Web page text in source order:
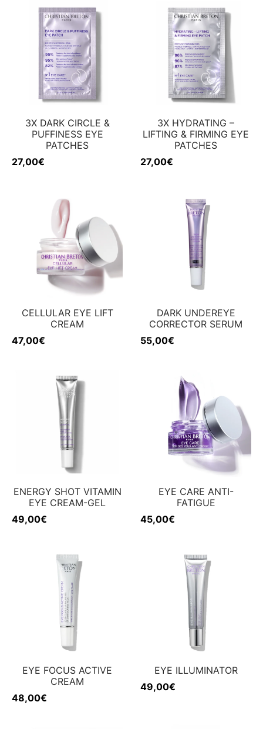
3X DARK CIRCLE &
PUFFINESS EYE
PATCHES
27,00€
3X HYDRATING –
LIFTING & FIRMING EYE
PATCHES
27,00€
CELLULAR EYE LIFT
CREAM
47,00€
DARK UNDEREYE
CORRECTOR SERUM
55,00€
ENERGY SHOT VITAMIN
EYE CREAM-GEL
49,00€
EYE CARE ANTI-
FATIGUE
45,00€
EYE FOCUS ACTIVE
CREAM
48,00€
EYE ILLUMINATOR
49,00€